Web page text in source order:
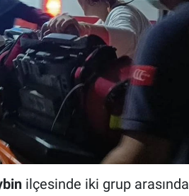
ilçesinde iki grup arasında